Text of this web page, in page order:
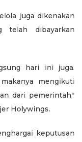
juga dikenakan
telah dibayarkan
hari ini juga.
mengikuti
dari pemerintah,"
Holywings.
keputusan